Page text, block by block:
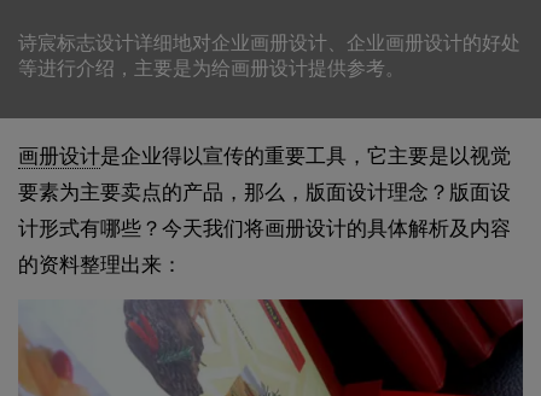
诗宸标志设计详细地对企业画册设计、企业画册设计的好处
等进行介绍，主要是为给画册设计提供参考。
画册设计是企业得以宣传的重要工具，它主要是以视觉
要素为主要卖点的产品，那么，版面设计理念？版面设
计形式有哪些？今天我们将画册设计的具体解析及内容
的资料整理出来：